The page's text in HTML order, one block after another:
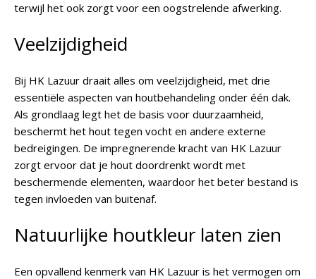
terwijl het ook zorgt voor een oogstrelende afwerking.
Veelzijdigheid
Bij HK Lazuur draait alles om veelzijdigheid, met drie
essentiële aspecten van houtbehandeling onder één dak.
Als grondlaag legt het de basis voor duurzaamheid,
beschermt het hout tegen vocht en andere externe
bedreigingen. De impregnerende kracht van HK Lazuur
zorgt ervoor dat je hout doordrenkt wordt met
beschermende elementen, waardoor het beter bestand is
tegen invloeden van buitenaf.
Natuurlijke houtkleur laten zien
Een opvallend kenmerk van HK Lazuur is het vermogen om